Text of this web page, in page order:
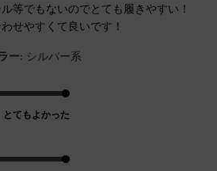
等でもないのでとても履きやすい！
せやすくて良いです！
ー: シルバー系
とてもよかった